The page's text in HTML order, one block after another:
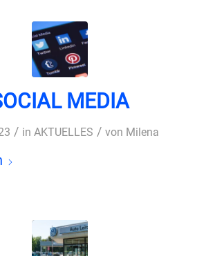
MEDIA
/ in AKTUELLES / von Milena